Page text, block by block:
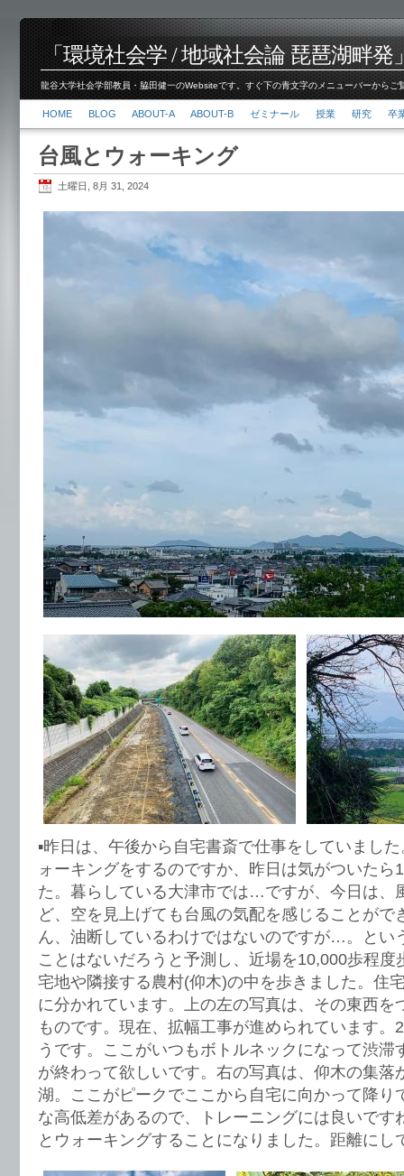
「環境社会学 / 地域社会論 琵琶湖畔発
龍谷大学社会学部教員・脇田健一のWebsiteです。すぐ下の青文字のメニューバーから
HOME BLOG ABOUT-A ABOUT-B ゼミナール 授業 研究 卒
台風とウォーキング
土曜日, 8月 31, 2024
▪️昨日は、午後から自宅書斎で仕事をしていまし
ォーキングをするのですか、昨日は気がついたら
た。暮らしている大津市では…ですが、今日は、
ど、空を見上げても台風の気配を感じることがで
ん、油断しているわけではないのですが…。とい
ことはないだろうと予測し、近場を10,000歩程度
宅地や隣接する農村(仰木)の中を歩きました。住
に分かれています。上の左の写真は、その東西を
ものです。現在、拡幅工事が進められています。
うです。ここがいつもボトルネックになって渋滞
が終わって欲しいです。右の写真は、仰木の集落
湖。ここがピークでここから自宅に向かって降り
な高低差があるので、トレーニングには良いです
とウォーキングすることになりました。距離にし